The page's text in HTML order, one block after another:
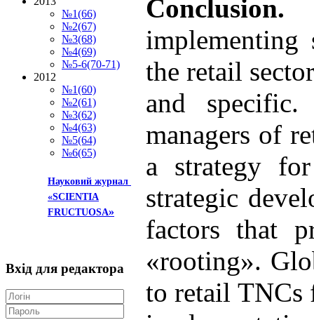
implementing
the retail
and
managers of
a strategy
strategic
factors that
«rooting».
to retail TNCs
№1(66)
№2(67)
№3(68)
№4(69)
№5-6(70-71)
2012
№1(60)
№2(61)
№3(62)
№4(63)
№5(64)
№6(65)
Науковий журнал
«SCIENTIA
FRUCTUOSA»
Вхід для редактора